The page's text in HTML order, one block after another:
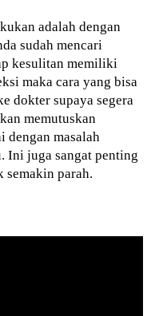
adalah dengan
sudah mencari
kesulitan memiliki
maka cara yang bisa
dokter supaya segera
memutuskan
dengan masalah
Ini juga sangat penting
semakin parah.